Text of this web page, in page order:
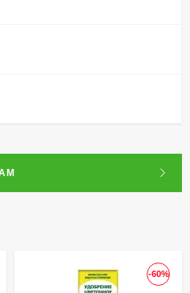
-60%